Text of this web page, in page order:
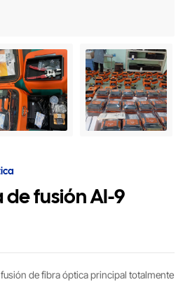
fusión AI-9
de fibra óptica principal totalmente